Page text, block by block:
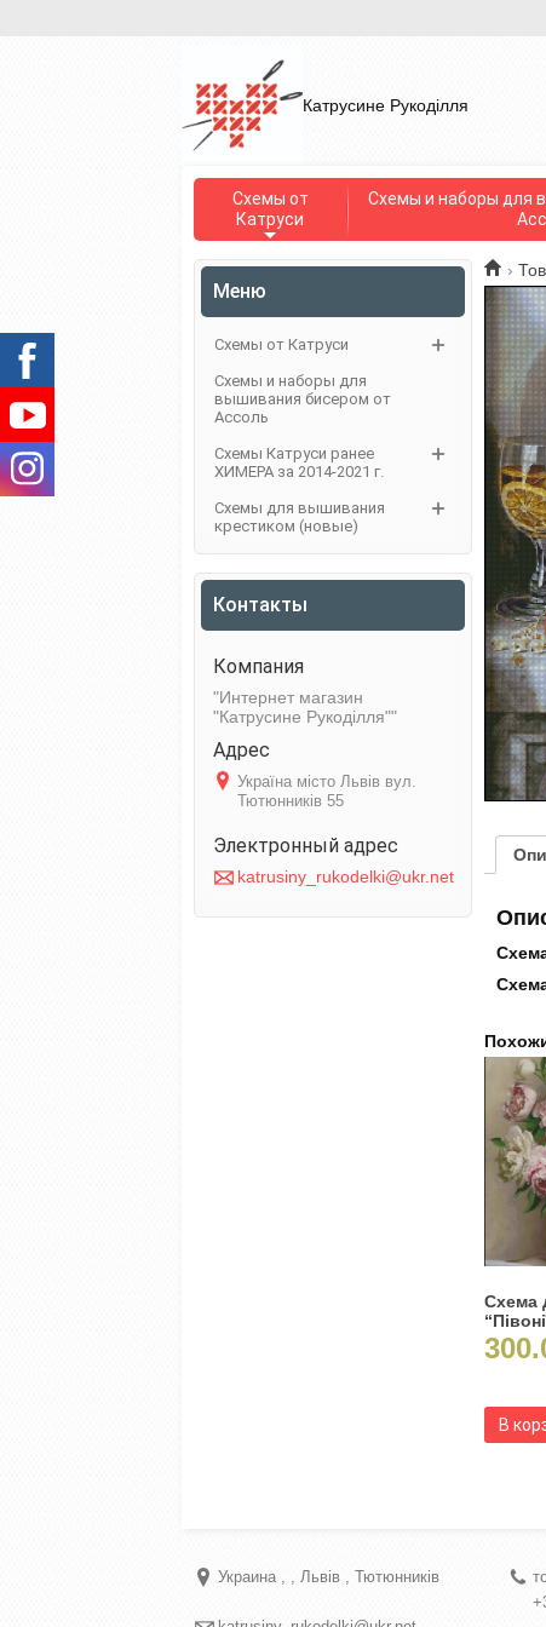
Катрусине Рукоділля
Схемы от
Катруси
Схемы и наборы для
›
Схема
В
Меню
Схемы от Катруси
Схемы и наборы для
вышивания бисером от
Ассоль
Схемы Катруси ранее
ХИМЕРА за 2014-2021 г.
Схемы для вышивания
крестиком (новые)
Контакты
Интернет магазин
"Катрусине Рукоділля"
Україна місто Львів вул.
Тютюнників 55
katrusiny_rukodelki@ukr.net
Украина Львів Тютюнників